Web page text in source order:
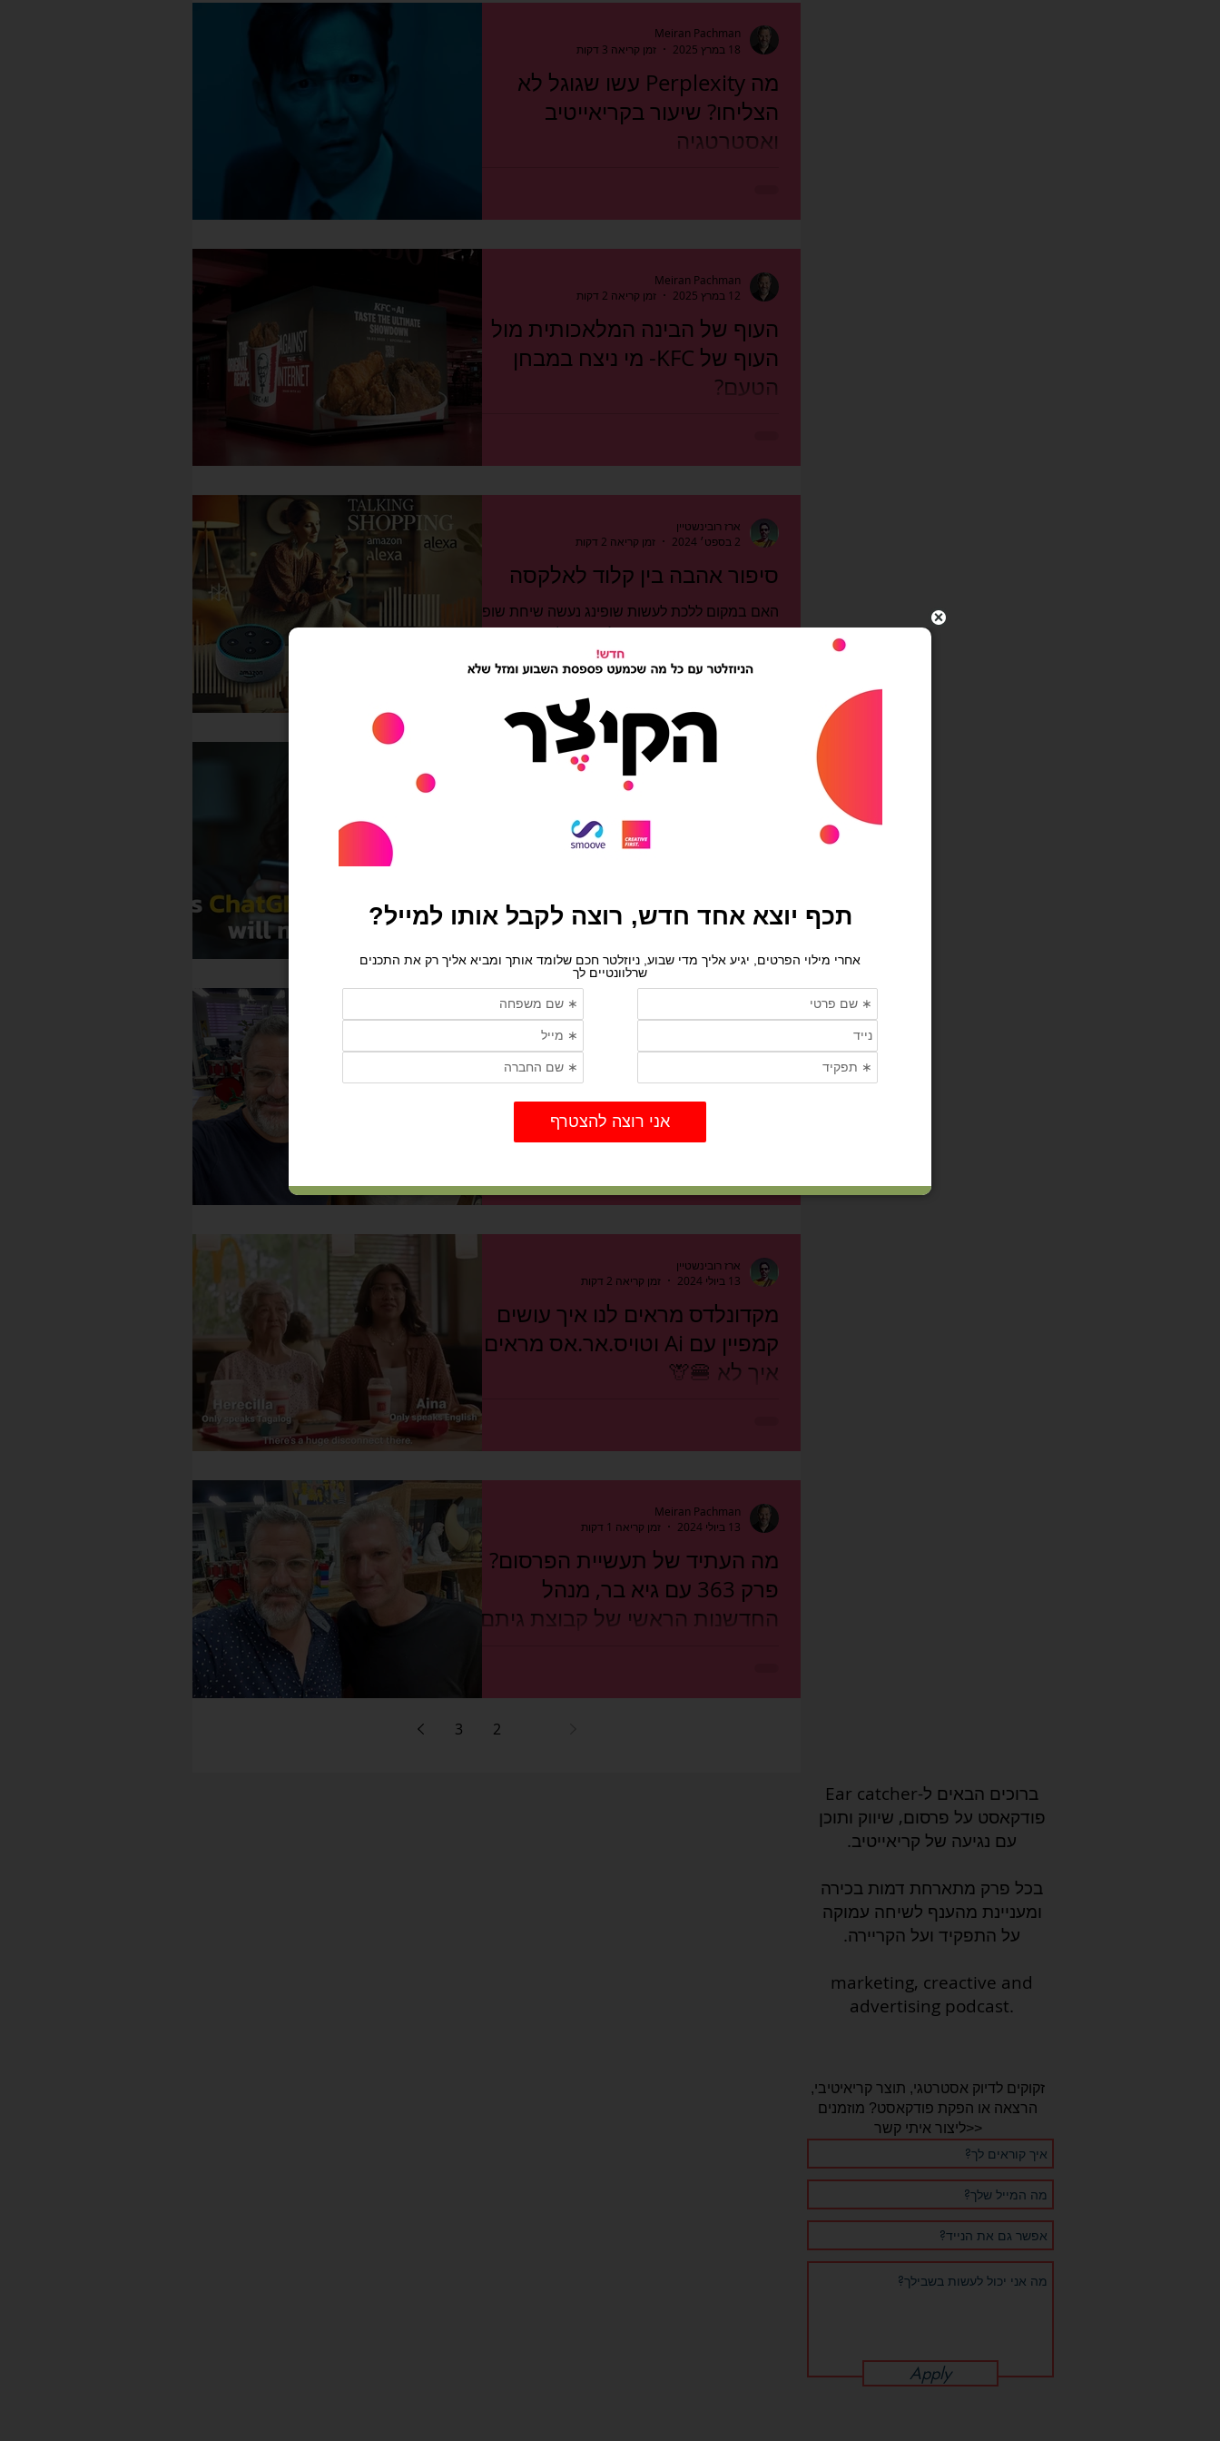
מה Perplexity עשו שגוגל לא
הצליחו? שיעור בקריאייטיב
ואסטרטגיה
אותו ואז 10 שניות של 'דבר המפרסם' שבו מדברים
Meiran Pachman
18 במרץ 2025
זמן קריאה 3 דקות
העוף של הבינה המלאכותית מול
העוף של KFC- מי ניצח במבחן
הטעם?
היא יכולה גם להשתלט על עולם הקולינריה? KFC...
Meiran Pachman
12 במרץ 2025
זמן קריאה 2 דקות
סיפור אהבה בין קלוד לאלקסה
האם במקום ללכת לעשות שופינג נעשה שיחת שופינג?
אמזון הכריזה כי תשתמש בצ׳טבוט קלוד בגירסה
החדשה והמשודרגת של העוזר הקולי שלה, אלקסה.
אמזון,...
ארז רובינשטיין
2 בספט׳ 2024
זמן קריאה 2 דקות
שנמצא דרכים חדשות לשלב את הטכנולוגיה גם
בהומור. אחד הטרנדים היותר מעניינים וחדשניים
שצובר...
זמן קריאה 3 דקות
מוכנים לערער על כל מה שאתם
יודעים על שיווק? פרק 364 עם יקי
גני שותף בסטאף המובילה תהליכי
היסוד שלכם בעבודת השיווק? יקי גני, אחד השותפים
ב״סטאף״ המובילה תהליכי חדשנות בארגונים,
Meiran Pachman
מקדונלדס מראים לנו איך עושים
קמפיין עם Ai וטויס.אר.אס מראים
איך לא 🍔🦒
כמו עם כל טכנולוגיה חדשה, גם המשפט ״תעשה לי
קמפיין עם Ai״ נשמע לאחרונה כמעט בכל מסדרונות
משרדי הפרסום והשיווק. אך הבאזז של הבינה הוא
ארז רובינשטיין
13 ביולי 2024
זמן קריאה 2 דקות
מה העתיד של תעשיית הפרסום?
פרק 363 עם גיא בר, מנהל
החדשנות הראשי של קבוצת גיתם
ועצמאי. לאחרונה הוא חזר לקבוצת גיתם בתפקיד
Meiran Pachman
13 ביולי 2024
זמן קריאה 1 דקות
2
3
ברוכים הבאים ל-Ear catcher
פודקאסט על פרסום, שיווק ותוכן
עם נגיעה של קריאייטיב.
בכל פרק מתארחת דמות בכירה
ומעניינת מהענף לשיחה עמוקה
על התפקיד ועל הקריירה.
marketing, creactive and
advertising podcast.
זקוקים לדיוק אסטרטגי, תוצר קריאיטיבי,
הרצאה או הפקת פודקאסט? מוזמנים
ליצור איתי קשר>>
Apply